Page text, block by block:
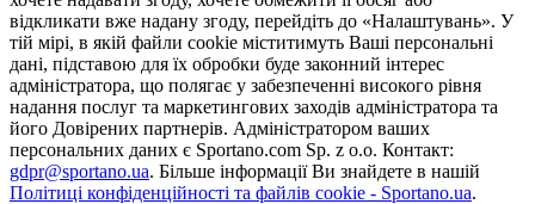
відкликати вже надану згоду, перейдіть до «Налаштувань». У
тій мірі, в якій файли cookie міститимуть Ваші персональні
дані, підставою для їх обробки буде законний інтерес
адміністратора, що полягає у забезпеченні високого рівня
надання послуг та маркетингових заходів адміністратора та
його Довірених партнерів. Адміністратором ваших
персональних даних є Sportano.com Sp. z o.o. Контакт:
gdpr@sportano.ua. Більше інформації Ви знайдете в нашій
Політиці конфіденційності та файлів cookie - Sportano.ua.